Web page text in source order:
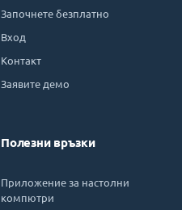
Започнете безплатно
Вход
Контакт
Заявите демо
Полезни връзки
Приложение за настолни
компютри